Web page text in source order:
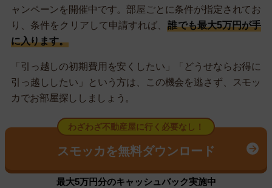
ャンペーンを開催中です。部屋ごとに条件が指定されてお
り、条件をクリアして申請すれば、誰でも最大5万円が手
に入ります。
「引っ越しの初期費用を安くしたい」「どうせならお得に
引っ越ししたい」という方は、この機会を逃さず、スモッ
カでお部屋探ししましょう。
わざわざ不動産屋に行く必要なし！
スモッカを無料ダウンロード
最大5万円分のキャッシュバック実施中